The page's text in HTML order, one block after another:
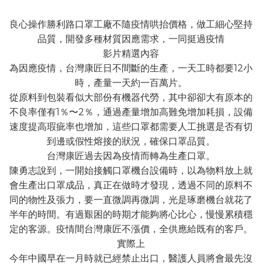
良心操作勝利路口罩工廠不隨疫情哄抬價格，做工細心堅持
品質，開發多種材質因應需求，一同挺過疫情
影片精選內容
為因應疫情，台灣康匠日不間斷的生產，一天工時都要12小
時，產量一天約一百萬片。
從原料到包裝看似大部份有機器代勞，其中卻卻大有原本的
不良率僅有1％〜2％，通過產量增加高難免增加耗損，設備
速度提高瑕疵率也增加，這些口罩都需要人工挑選是否有切
到邊或假性熔接的狀況，確保口罩品質。
台灣康匠過去因為疫情而轉為生產口罩。
陳勇志說到，一開始接觸口罩機台設備時，以為物料放上就
會生產出口罩成品，真正在做時才發現，透過不同的原料不
同的物性及張力，要一直微調再微調，光是琢磨機台就花了
半年的時間。有過艱困的時期才能夠將心比心，慢慢累積穩
定的客源。疫情間台灣康匠不漲價，全供應給既有的客戶。
實際上
今年中國早在一月時就已經禁止出口，醫護人員將會最先沒